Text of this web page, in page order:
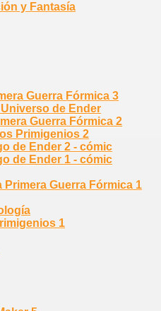
y Fantasía
Guerra Fórmica 3
de Ender
Guerra Fórmica 2
Primigenios 2
de Ender 2 - cómic
de Ender 1 - cómic
Primera Guerra Fórmica 1
1